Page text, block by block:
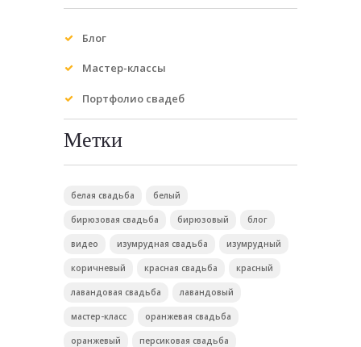
Блог
Мастер-классы
Портфолио свадеб
Метки
белая свадьба белый
бирюзовая свадьба бирюзовый блог
видео изумрудная свадьба изумрудный
коричневый красная свадьба красный
лавандовая свадьба лавандовый
мастер-класс оранжевая свадьба
оранжевый персиковая свадьба